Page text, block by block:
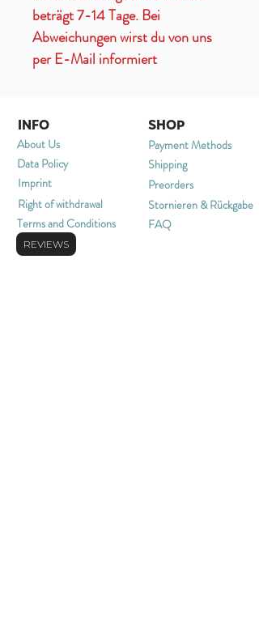
beträgt 7-14 Tage. Bei
Abweichungen wirst du von uns
per E-Mail informiert
INFO
About Us
Imprint
Data Policy
Right of withdrawal
Terms and Conditions
SHOP
Payment Methods
Shipping
Preorders
Stornieren & Rückgabe
FAQ
REVIEWS